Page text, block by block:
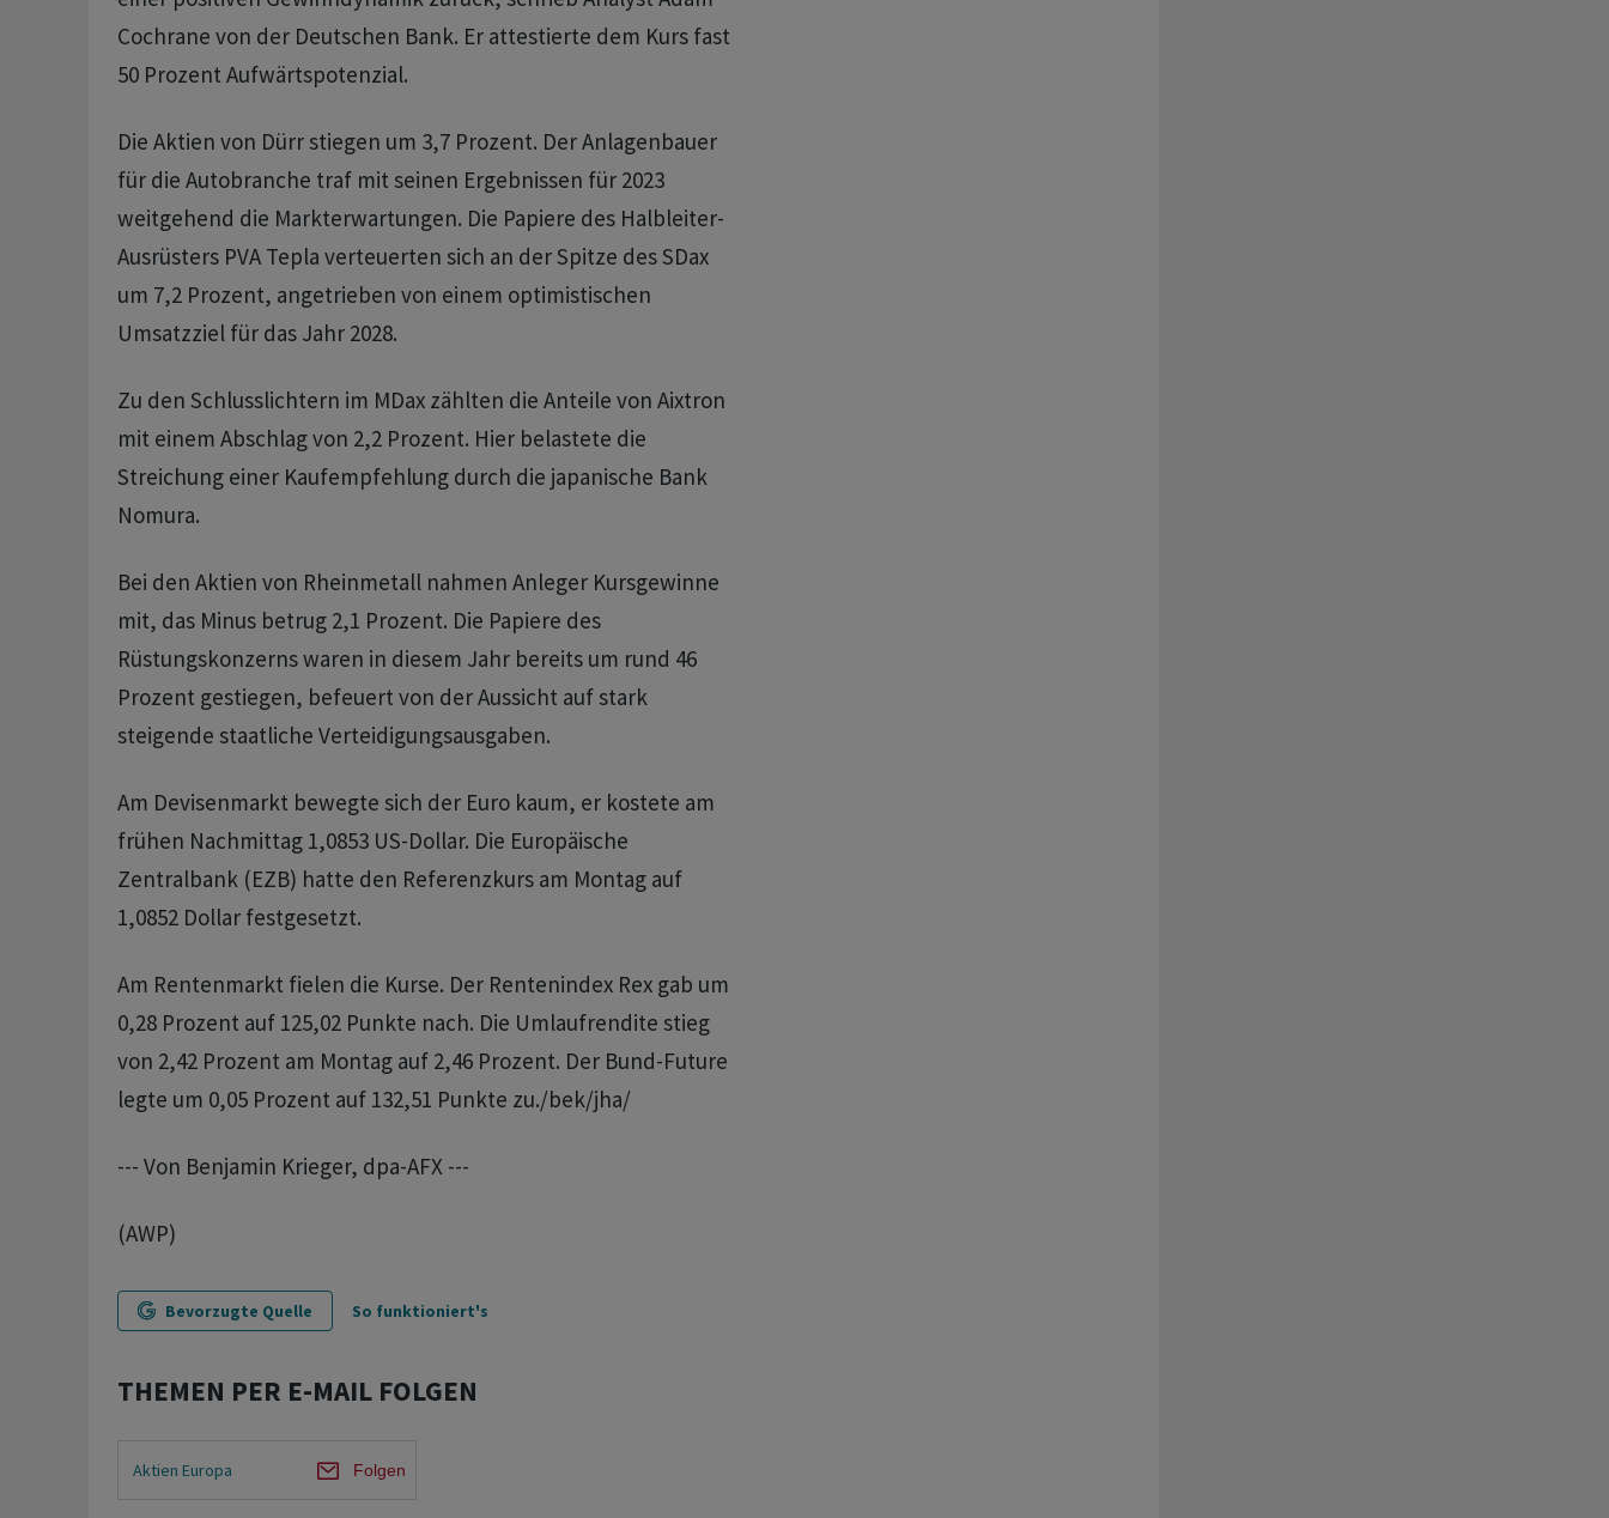
Cochrane von der Deutschen Bank. Er attestierte dem Kurs fast
50 Prozent Aufwärtspotenzial.
Die Aktien von Dürr stiegen um 3,7 Prozent. Der Anlagenbauer
für die Autobranche traf mit seinen Ergebnissen für 2023
weitgehend die Markterwartungen. Die Papiere des Halbleiter-
Ausrüsters PVA Tepla verteuerten sich an der Spitze des SDax
um 7,2 Prozent, angetrieben von einem optimistischen
Umsatzziel für das Jahr 2028.
Zu den Schlusslichtern im MDax zählten die Anteile von Aixtron
mit einem Abschlag von 2,2 Prozent. Hier belastete die
Streichung einer Kaufempfehlung durch die japanische Bank
Nomura.
Bei den Aktien von Rheinmetall nahmen Anleger Kursgewinne
mit, das Minus betrug 2,1 Prozent. Die Papiere des
Rüstungskonzerns waren in diesem Jahr bereits um rund 46
Prozent gestiegen, befeuert von der Aussicht auf stark
steigende staatliche Verteidigungsausgaben.
Am Devisenmarkt bewegte sich der Euro kaum, er kostete am
frühen Nachmittag 1,0853 US-Dollar. Die Europäische
Zentralbank (EZB) hatte den Referenzkurs am Montag auf
1,0852 Dollar festgesetzt.
Am Rentenmarkt fielen die Kurse. Der Rentenindex Rex gab um
0,28 Prozent auf 125,02 Punkte nach. Die Umlaufrendite stieg
von 2,42 Prozent am Montag auf 2,46 Prozent. Der Bund-Future
legte um 0,05 Prozent auf 132,51 Punkte zu./bek/jha/
--- Von Benjamin Krieger, dpa-AFX ---
(AWP)
Bevorzugte Quelle So funktioniert's
THEMEN PER E-MAIL FOLGEN
Aktien Europa Folgen